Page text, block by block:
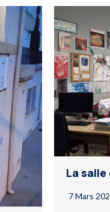
La salle
7 Mars